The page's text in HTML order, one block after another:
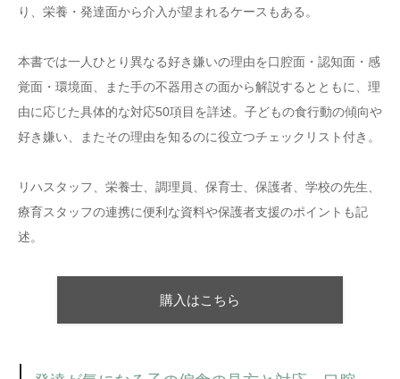
り、栄養・発達面から介入が望まれるケースもある。
本書では一人ひとり異なる好き嫌いの理由を口腔面・認知面・感
覚面・環境面、また手の不器用さの面から解説するとともに、理
由に応じた具体的な対応50項目を詳述。子どもの食行動の傾向や
好き嫌い、またその理由を知るのに役立つチェックリスト付き。
リハスタッフ、栄養士、調理員、保育士、保護者、学校の先生、
療育スタッフの連携に便利な資料や保護者支援のポイントも記
述。
購入はこちら